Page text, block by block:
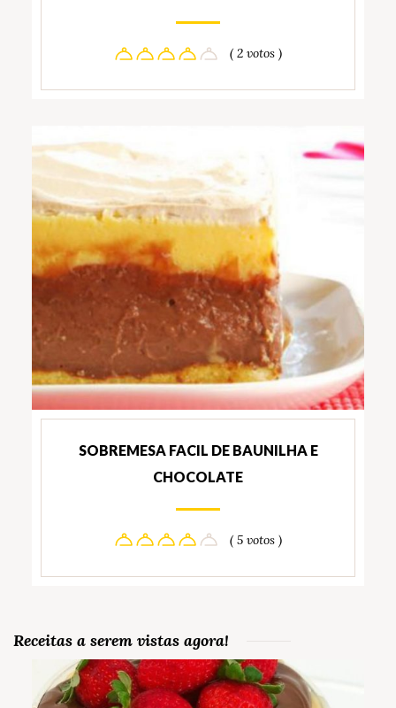
( 2 votos )
SOBREMESA FACIL DE BAUNILHA E
CHOCOLATE
( 5 votos )
Receitas a serem vistas agora!